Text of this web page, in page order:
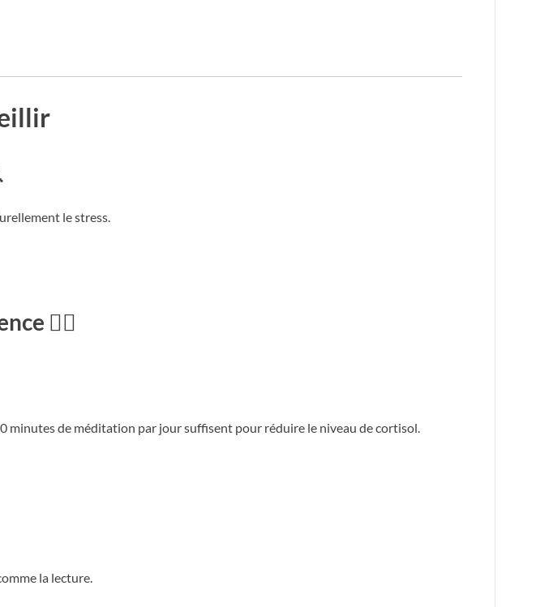
le stress.
🧘‍♀️
minutes de méditation par jour suffisent pour réduire le niveau de cortisol.
la lecture.